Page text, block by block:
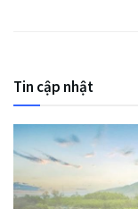
Tin cập nhật